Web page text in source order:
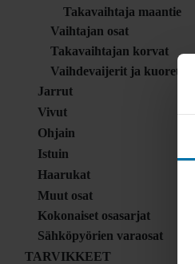
Takavaihtaja maantie
Vaihtajan osat
Takavaihtajan korvat
Vaihdevaijerit ja kuoret
Jarrut
Vivut
Ohjain
Istuin
Haarukat
Muut osat
Kokonaiset osasarjat
Sähköpyörien varaosat
TARVIKKEET